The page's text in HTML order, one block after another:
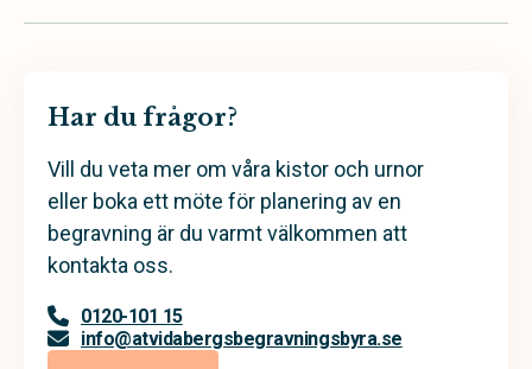
Har du frågor?
Vill du veta mer om våra kistor och urnor
eller boka ett möte för planering av en
begravning är du varmt välkommen att
kontakta oss.
0120-101 15
info@atvidabergsbegravningsbyra.se